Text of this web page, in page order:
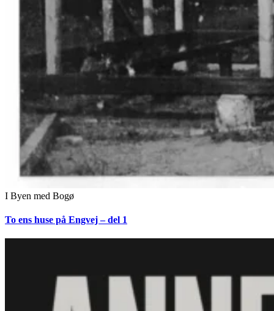
I Byen med Bogø
To ens huse på Engvej – del 1